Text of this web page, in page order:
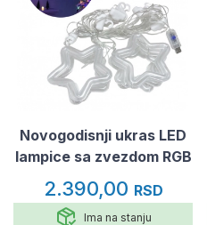
Novogodisnji ukras LED
lampice sa zvezdom RGB
2.390,00 RSD
Ima na stanju